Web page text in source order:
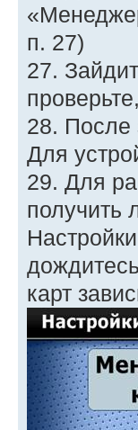
п. 27)
27.
28. После
Для
29. Для
получить
карт